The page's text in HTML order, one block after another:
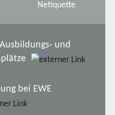
Netiquette
und
bei EWE